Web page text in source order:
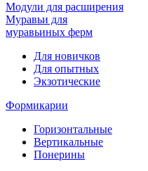
Модули для расширения
Муравьи для
муравьиных ферм
Для новичков
Для опытных
Экзотические
Формикарии
Горизонтальные
Вертикальные
Понерины